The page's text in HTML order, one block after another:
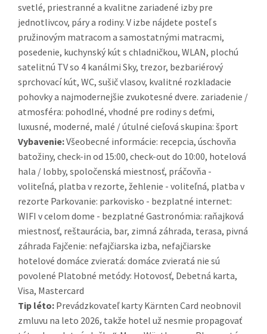
svetlé, priestranné a kvalitne zariadené izby pre
jednotlivcov, páry a rodiny. V izbe nájdete posteľ s
pružinovým matracom a samostatnými matracmi,
posedenie, kuchynský kút s chladničkou, WLAN, plochú
satelitnú TV so 4 kanálmi Sky, trezor, bezbariérový
sprchovací kút, WC, sušič vlasov, kvalitné rozkladacie
pohovky a najmodernejšie zvukotesné dvere. zariadenie /
atmosféra: pohodlné, vhodné pre rodiny s deťmi,
luxusné, moderné, malé / útulné cieľová skupina: šport
Vybavenie:Všeobecné informácie: recepcia, úschovňa
batožiny, check-in od 15:00, check-out do 10:00, hotelová
hala / lobby, spoločenská miestnosť, práčovňa -
voliteľná, platba v rezorte, žehlenie - voliteľná, platba v
rezorte Parkovanie: parkovisko - bezplatné internet:
WIFI v celom dome - bezplatné Gastronómia: raňajková
miestnosť, reštaurácia, bar, zimná záhrada, terasa, pivná
záhrada Fajčenie: nefajčiarska izba, nefajčiarske
hotelové domáce zvieratá: domáce zvieratá nie sú
povolené Platobné metódy: Hotovosť, Debetná karta,
Visa, Mastercard
Tip léto: Prevádzkovateľ karty Kärnten Card neobnovil
zmluvu na leto 2026, takže hotel už nesmie propagovať